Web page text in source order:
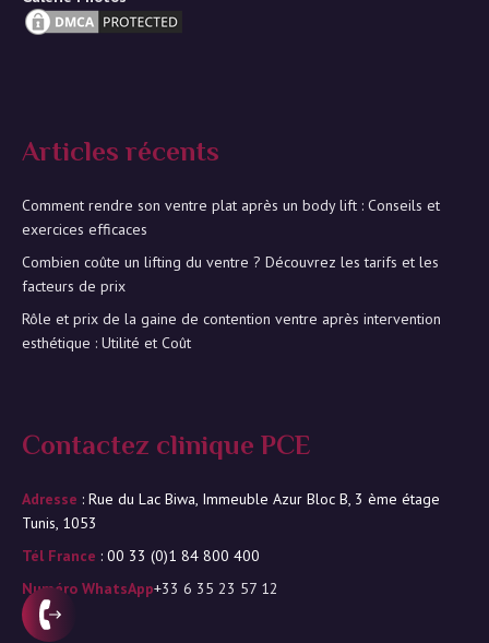
Articles récents
Comment rendre son ventre plat après un body lift : Conseils et
exercices efficaces
Combien coûte un lifting du ventre ? Découvrez les tarifs et les
facteurs de prix
Rôle et prix de la gaine de contention ventre après intervention
esthétique : Utilité et Coût
Contactez clinique PCE
Adresse : Rue du Lac Biwa, Immeuble Azur Bloc B, 3 ème étage
Tunis, 1053
Tél France : 00 33 (0)1 84 800 400
Numéro WhatsApp+33 6 35 23 57 12